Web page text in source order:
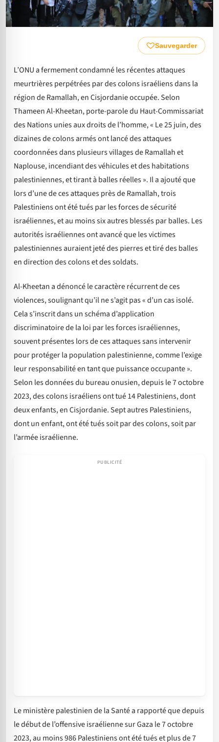
Sauvegarder
L’ONU a fermement condamné les récentes attaques
meurtrières perpétrées par des colons israéliens dans la
région de Ramallah, en Cisjordanie occupée. Selon
Thameen Al-Kheetan, porte-parole du Haut-Commissariat
des Nations unies aux droits de l’homme, « Le 25 juin, des
dizaines de colons armés ont lancé des attaques
coordonnées dans plusieurs villages de Ramallah et
Naplouse, incendiant des véhicules et des habitations
palestiniennes, et tirant à balles réelles ». Il a ajouté que
lors d’une de ces attaques près de Ramallah, trois
Palestiniens ont été tués par les forces de sécurité
israéliennes, et au moins six autres blessés par balles. Les
autorités israéliennes ont avancé que les victimes
palestiniennes auraient jeté des pierres et tiré des balles
en direction des colons et des soldats.
Al-Kheetan a dénoncé le caractère récurrent de ces
violences, soulignant qu’il ne s’agit pas « d’un cas isolé.
Cela s’inscrit dans un schéma d’application
discriminatoire de la loi par les forces israéliennes,
souvent présentes lors de ces attaques sans intervenir
pour protéger la population palestinienne, comme l’exige
leur responsabilité en tant que puissance occupante ».
Selon les données du bureau onusien, depuis le 7 octobre
2023, des colons israéliens ont tué 14 Palestiniens, dont
deux enfants, en Cisjordanie. Sept autres Palestiniens,
dont un enfant, ont été tués soit par des colons, soit par
l’armée israélienne.
Le ministère palestinien de la Santé a rapporté que depuis
le début de l’offensive israélienne sur Gaza le 7 octobre
2023, au moins 986 Palestiniens ont été tués et plus de 7